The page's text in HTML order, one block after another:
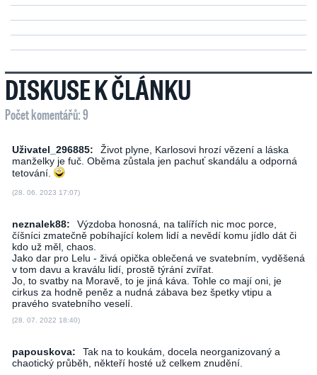
DISKUSE K ČLÁNKU
Počet komentářů: 9
Uživatel_296885:
Život plyne, Karlosovi hrozí vězení a láska
manželky je fuč. Oběma zůstala jen pachuť skandálu a odporná
tetování.
(28. 06. 2023 17:07)
neznalek88:
Výzdoba honosná, na talířích nic moc porce,
číšníci zmatečně pobíhající kolem lidí a nevědí komu jídlo dát či
kdo už měl, chaos.
Jako dar pro Lelu - živá opička oblečená ve svatebním, vyděšená
v tom davu a kraválu lidí, prostě týrání zvířat.
Jo, to svatby na Moravě, to je jiná káva. Tohle co mají oni, je
cirkus za hodně peněz a nudná zábava bez špetky vtipu a
pravého svatebního veselí.
(28. 07. 2022 18:40)
papouskova:
Tak na to koukám, docela neorganizovaný a
chaotický průběh, někteří hosté už celkem znudění.